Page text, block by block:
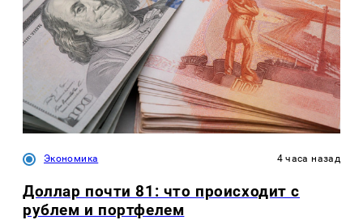
Экономика 4 часа назад
Доллар почти 81: что происходит с
рублем и портфелем